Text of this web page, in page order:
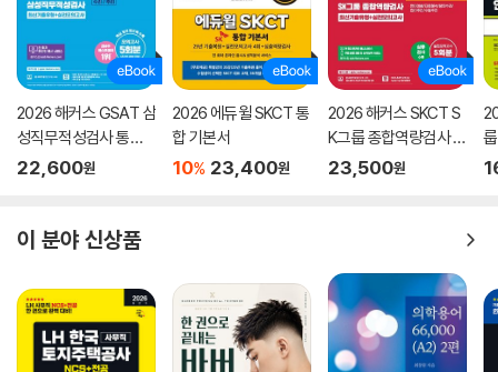
2026 해커스 GSAT 삼
성직무적성검사 통합
기본서 최신기출유형
22,600원
2026 에듀윌 SKCT 통
합 기본서
10% 23,400원
2026 해커스 SKCT S
K그룹 종합역량검사 통
합 기본서 최신기출유
23,500원
이 분야 신상품